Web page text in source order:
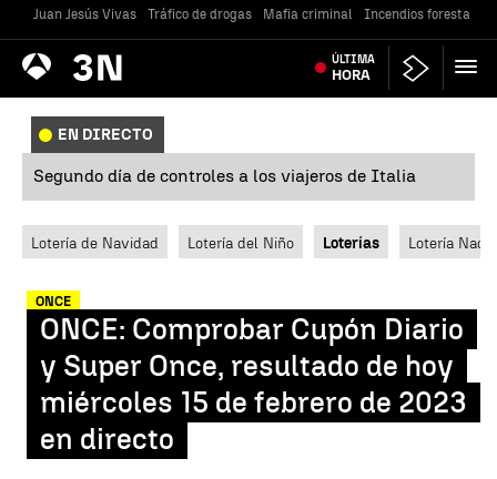
Juan Jesús Vivas Tráfico de drogas Mafia criminal Incendios forestales
Antena
3 Noticias ÚLTIMA
HORA
EN DIRECTO
Segundo día de controles a los viajeros de Italia
Lotería de Navidad Lotería del Niño Loterías Lotería
ONCE
ONCE: Comprobar Cupón Diario
y Super Once, resultado de hoy
miércoles 15 de febrero de 2023
en directo